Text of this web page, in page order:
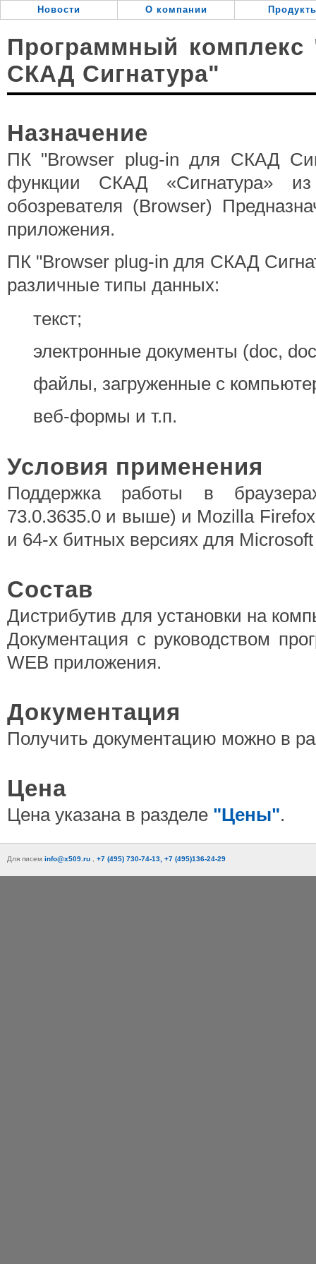
Перейти
к
содержанию
Новости О компании
Программный
СКАД Сигнатура"
Назначение
ПК "Browser plug-in для СКАД
функции СКАД «Сигнатура»
обозревателя (Browser)
приложения.
ПК "Browser plug-in для СКАД
различные типы данных:
текст;
электронные документы (doc,
файлы, загруженные с
веб-формы и т.п.
Условия применения
Поддержка работы в
73.0.3635.0 и выше) и Mozilla
и 64-х битных версиях для
Состав
Дистрибутив для установки на
Документация с руководством
WEB приложения.
Документация
Получить документацию можно в
Цена
Цена указана в разделе "Цены".
Для писем info@x509.ru +7 (495) 730-74-13, +7 (495)136-24-29